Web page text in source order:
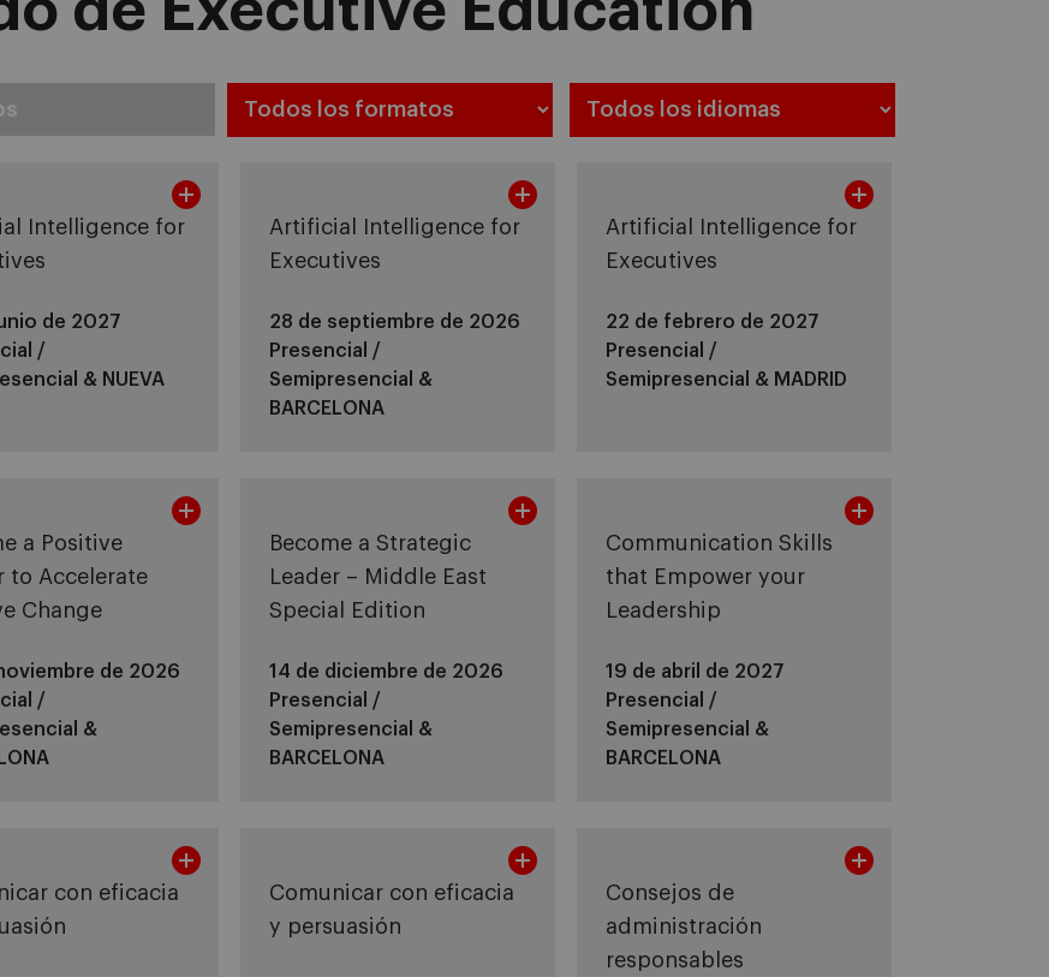
Intelligence for
de 2027
/
& NUEVA
Artificial Intelligence for
Executives
28 de septiembre de 2026
Presencial /
Semipresencial &
BARCELONA
Artificial Intelligence for
Executives
22 de febrero de 2027
Presencial /
Semipresencial & MADRID
a Positive
to Accelerate
Change
de 2026
/
&
Become a Strategic
Leader – Middle East
Special Edition
14 de diciembre de 2026
Presencial /
Semipresencial &
BARCELONA
Communication Skills
that Empower your
Leadership
19 de abril de 2027
Presencial /
Semipresencial &
BARCELONA
con eficacia
Comunicar con eficacia
y persuasión
Consejos de
administración
responsables